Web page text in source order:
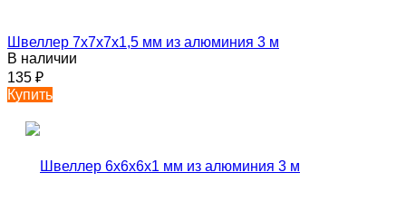
Швеллер 7х7х7х1,5 мм из алюминия 3 м
В наличии
135 ₽
Купить